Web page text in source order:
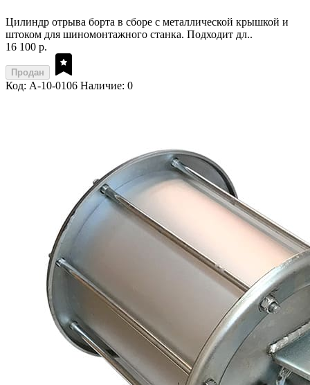
Цилиндр отрыва борта в сборе с металлической крышкой и
штоком для шиномонтажного станка. Подходит дл..
16 100 р.
Продан
Код: A-10-0106 Наличие: 0